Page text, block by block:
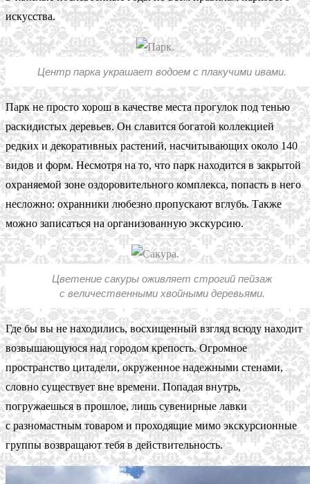
искусства.
Центр парка украшает водоем с плакучими ивами.
Парк не просто хорош в качестве места прогулок под тенью
раскидистых деревьев. Он славится богатой коллекцией
редких и декоративных растений, насчитывающих около 140
видов и форм. Несмотря на то, что парк находится в закрытой
охраняемой зоне оздоровительного комплекса, попасть в него
несложно: охранники любезно пропускают вглубь. Также
можно записаться на организованную экскурсию.
Цветение сакуры оживляет строгий пейзаж
с величественными хвойными деревьями.
Где бы вы не находились, восхищенный взгляд всюду находит
возвышающуюся над городом крепость. Огромное
пространство цитадели, окруженное надежными стенами,
словно существует вне времени. Попадая внутрь,
погружаешься в прошлое, лишь сувенирные лавки
с разномастным товаром и проходящие мимо экскурсионные
группы возвращают тебя в действительность.